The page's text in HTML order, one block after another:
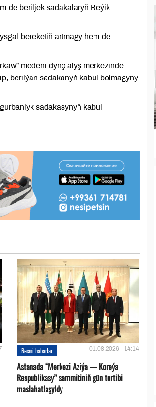
de beriljek sadakalaryň Beýik
bereketiň artmagy hem-de
medeni-dynç alyş merkezinde
berilýän sadakanyň kabul bolmagyny
sadakasynyň kabul
Resmi habarlar 01.08.2026 - 14:14
Astanada “Merkezi Aziýa — Koreýa
Respublikasy” sammitiniň gün tertibi
maslahatlaşyldy